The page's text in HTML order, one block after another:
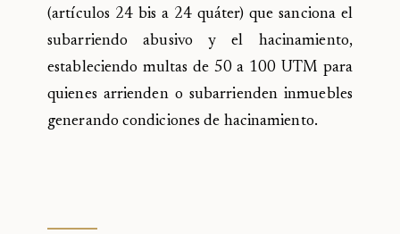
(artículos 24 bis a 24 quáter) que sanciona el
subarriendo abusivo y el hacinamiento,
estableciendo multas de 50 a 100 UTM para
quienes arrienden o subarrienden inmuebles
generando condiciones de hacinamiento.